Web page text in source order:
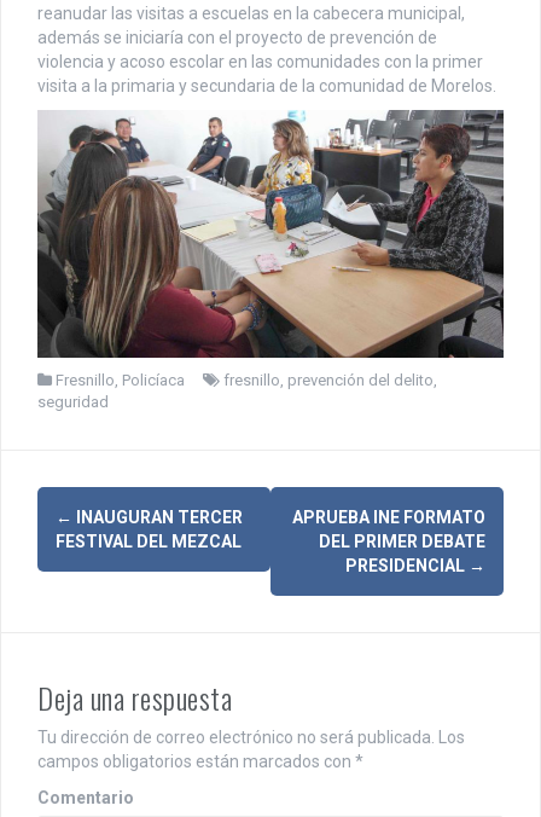
reanudar las visitas a escuelas en la cabecera municipal,
además se iniciaría con el proyecto de prevención de
violencia y acoso escolar en las comunidades con la primer
visita a la primaria y secundaria de la comunidad de Morelos.
Fresnillo, Policíaca fresnillo, prevención del delito,
seguridad
N
a
g
a
c
←
INAUGURAN TERCER
FESTIVAL DEL MEZCAL
APRUEBA INE FORMATO
DEL PRIMER DEBATE
PRESIDENCIAL →
Deja una respuesta
Tu dirección de correo electrónico no será publicada.
Los
campos obligatorios están marcados con *
Comentario